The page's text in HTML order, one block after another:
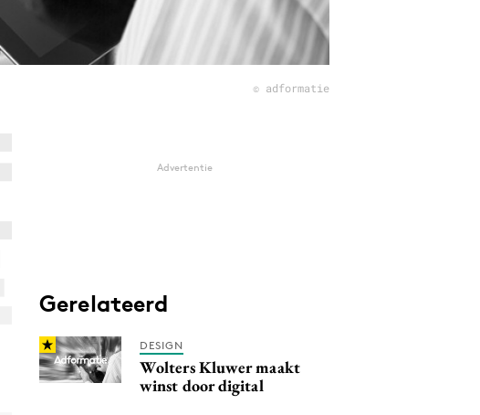
© adformatie
Advertentie
Gerelateerd
DESIGN
Wolters Kluwer maakt
winst door digital